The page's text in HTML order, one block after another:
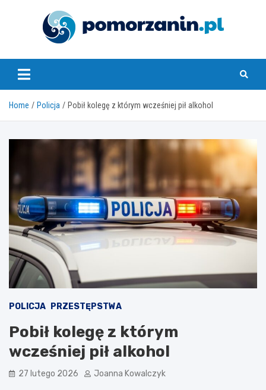
pomorzanin.pl
Home Policja Pobił kolegę z którym wcześniej pił alkohol
POLICJA PRZESTĘPSTWA
Pobił kolegę z którym
wcześniej pił alkohol
27 lutego 2026 Joanna Kowalczyk